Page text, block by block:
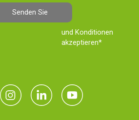
Senden Sie
und Konditionen
akzeptieren*